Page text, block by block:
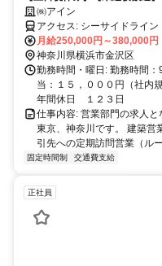
㈱アイン
アクセス: シーサイ
月給250,000円～380,000円
神奈川県横浜市金沢区
勤務時間・曜日: 勤務時間
当：１５，０００円（社内
年間休日 １２３日
仕事内容: 営業部門の求人
東京、神奈川です。 建築
引先への定期訪問営業（ル
固定時間制 交通費支給
正社員